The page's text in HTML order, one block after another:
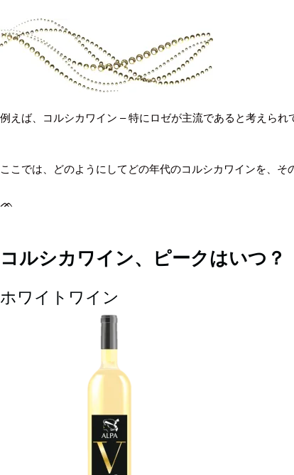
例えば、コルシカワイン – 特にロゼが主流であると考えら
ここでは、どのようにしてどの年代のコルシカワインを、
ᨏ
コルシカワイン、ピークはいつ？
ホワイトワイン